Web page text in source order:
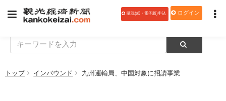
購読(紙・電子版)申込 ログイン
トップ インバウンド 九州運輸局、中国対象に招請事業